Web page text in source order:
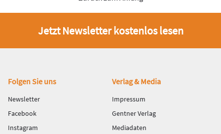
Jetzt Newsletter kostenlos lesen
Fußbereich
Folgen Sie uns
Newsletter
Facebook
Instagram
Verlag & Media
Impressum
Gentner Verlag
Mediadaten